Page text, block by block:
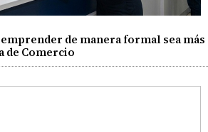
emprender de manera formal sea más
de Comercio